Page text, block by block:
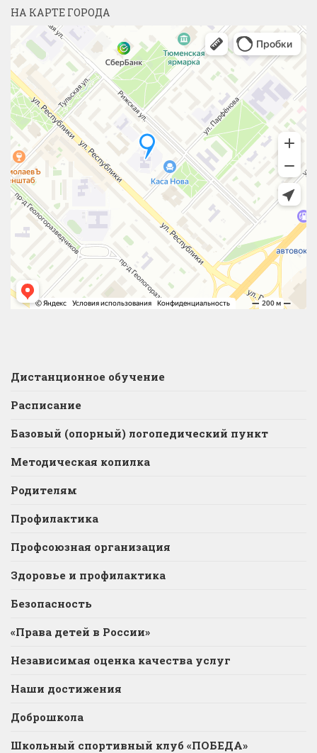
НА КАРТЕ ГОРОДА
Дистанционное обучение
Расписание
Базовый (опорный) логопедический пункт
Методическая копилка
Родителям
Профилактика
Профсоюзная организация
Здоровье и профилактика
Безопасность
«Права детей в России»
Независимая оценка качества услуг
Наши достижения
Доброшкола
Школьный спортивный клуб «ПОБЕДА»